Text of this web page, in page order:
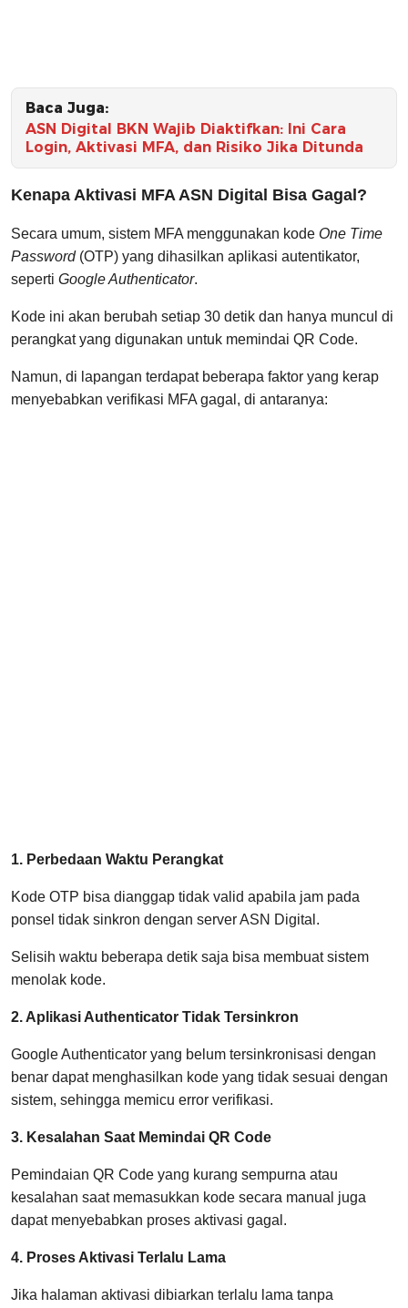
Baca Juga:
ASN Digital BKN Wajib Diaktifkan: Ini Cara
Login, Aktivasi MFA, dan Risiko Jika Ditunda
Kenapa Aktivasi MFA ASN Digital Bisa Gagal?
Secara umum, sistem MFA menggunakan kode One Time
Password(OTP) yang dihasilkan aplikasi autentikator,
seperti Google Authenticator.
Kode ini akan berubah setiap 30 detik dan hanya muncul di
perangkat yang digunakan untuk memindai QR Code.
Namun, di lapangan terdapat beberapa faktor yang kerap
menyebabkan verifikasi MFA gagal, di antaranya:
1. Perbedaan Waktu Perangkat
Kode OTP bisa dianggap tidak valid apabila jam pada
ponsel tidak sinkron dengan server ASN Digital.
Selisih waktu beberapa detik saja bisa membuat sistem
menolak kode.
2. Aplikasi Authenticator Tidak Tersinkron
Google Authenticator yang belum tersinkronisasi dengan
benar dapat menghasilkan kode yang tidak sesuai dengan
sistem, sehingga memicu error verifikasi.
3. Kesalahan Saat Memindai QR Code
Pemindaian QR Code yang kurang sempurna atau
kesalahan saat memasukkan kode secara manual juga
dapat menyebabkan proses aktivasi gagal.
4. Proses Aktivasi Terlalu Lama
Jika halaman aktivasi dibiarkan terlalu lama tanpa